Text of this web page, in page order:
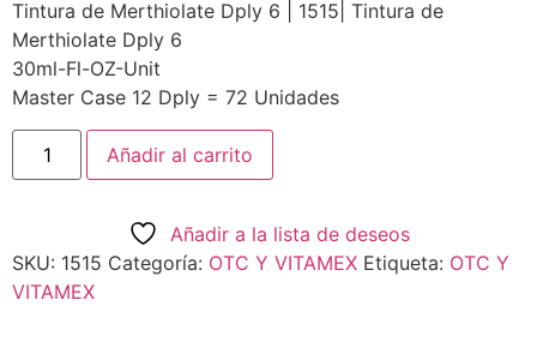
Tintura de Merthiolate Dply 6 | 1515| Tintura de
Merthiolate Dply 6
30ml-Fl-OZ-Unit
Master Case 12 Dply = 72 Unidades
Añadir al carrito
Añadir a la lista de deseos
SKU: 1515 Categoría: OTC Y VITAMEX Etiqueta: OTC Y
VITAMEX